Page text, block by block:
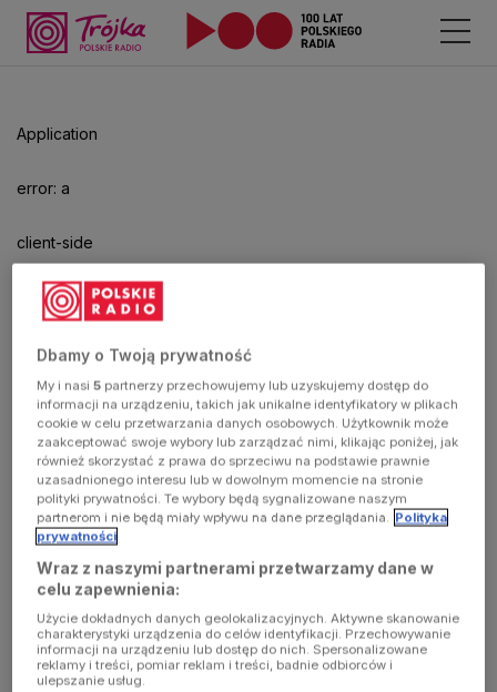
Application
error: a
client-side
exception
has
occurred
(see the
browser
console for
more
information)
Dbamy o Twoją prywatność
My i nasi5 partnerzy przechowujemy lub uzyskujemy dostęp do
informacji na urządzeniu, takich jak unikalne identyfikatory w plikach
cookie w celu przetwarzania danych osobowych. Użytkownik może
zaakceptować swoje wybory lub zarządzać nimi, klikając poniżej, jak
również skorzystać z prawa do sprzeciwu na podstawie prawnie
uzasadnionego interesu lub w dowolnym momencie na stronie
polityki prywatności. Te wybory będą sygnalizowane naszym
partnerom i nie będą miały wpływu na dane przeglądania. Polityka
prywatności
Wraz z naszymi partnerami przetwarzamy dane w
celu zapewnienia:
Użycie dokładnych danych geolokalizacyjnych. Aktywne skanowanie
charakterystyki urządzenia do celów identyfikacji. Przechowywanie
informacji na urządzeniu lub dostęp do nich. Spersonalizowane
reklamy i treści, pomiar reklam i treści, badnie odbiorców i
ulepszanie usług.